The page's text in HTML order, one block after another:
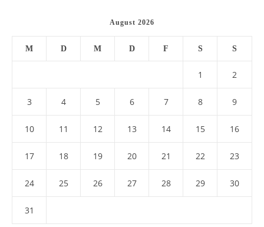
August 2026
M D M D F S S
1 2
3 4 5 6 7 8 9
10 11 12 13 14 15 16
17 18 19 20 21 22 23
24 25 26 27 28 29 30
31